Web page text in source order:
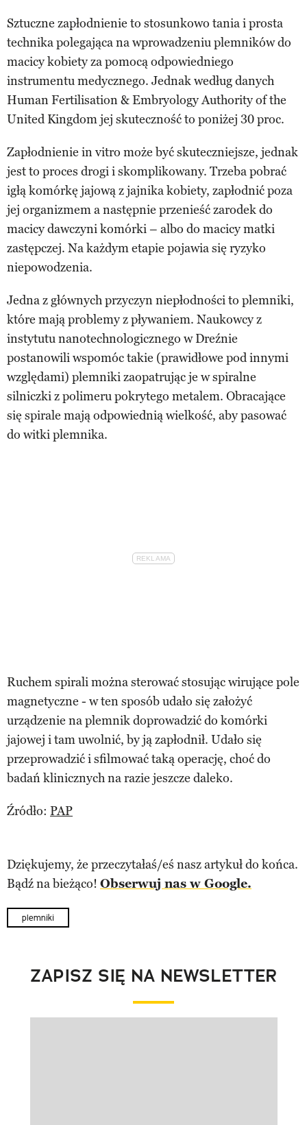
Sztuczne zapłodnienie to stosunkowo tania i prosta
technika polegająca na wprowadzeniu plemników do
macicy kobiety za pomocą odpowiedniego
instrumentu medycznego. Jednak według danych
Human Fertilisation & Embryology Authority of the
United Kingdom jej skuteczność to poniżej 30 proc.
Zapłodnienie in vitro może być skuteczniejsze, jednak
jest to proces drogi i skomplikowany. Trzeba pobrać
igłą komórkę jajową z jajnika kobiety, zapłodnić poza
jej organizmem a następnie przenieść zarodek do
macicy dawczyni komórki – albo do macicy matki
zastępczej. Na każdym etapie pojawia się ryzyko
niepowodzenia.
Jedna z głównych przyczyn niepłodności to plemniki,
które mają problemy z pływaniem. Naukowcy z
instytutu nanotechnologicznego w Dreźnie
postanowili wspomóc takie (prawidłowe pod innymi
względami) plemniki zaopatrując je w spiralne
silniczki z polimeru pokrytego metalem. Obracające
się spirale mają odpowiednią wielkość, aby pasować
do witki plemnika.
Ruchem spirali można sterować stosując wirujące pole
magnetyczne - w ten sposób udało się założyć
urządzenie na plemnik doprowadzić do komórki
jajowej i tam uwolnić, by ją zapłodnił. Udało się
przeprowadzić i sfilmować taką operację, choć do
badań klinicznych na razie jeszcze daleko.
Źródło: PAP
Dziękujemy, że przeczytałaś/eś nasz artykuł do końca.
Bądź na bieżąco! Obserwuj nas w Google.
plemniki
ZAPISZ SIĘ NA NEWSLETTER